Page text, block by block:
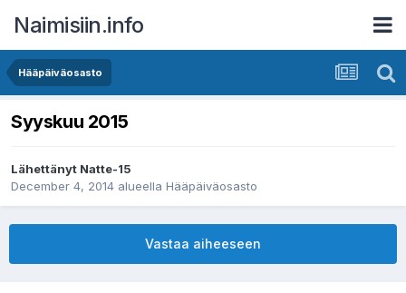
Naimisiin.info
Hääpäiväosasto
Syyskuu 2015
Lähettänyt Natte-15
December 4, 2014 alueella Hääpäiväosasto
Vastaa aiheeseen